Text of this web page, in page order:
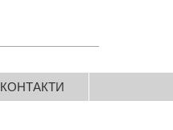
КОНТАКТИ